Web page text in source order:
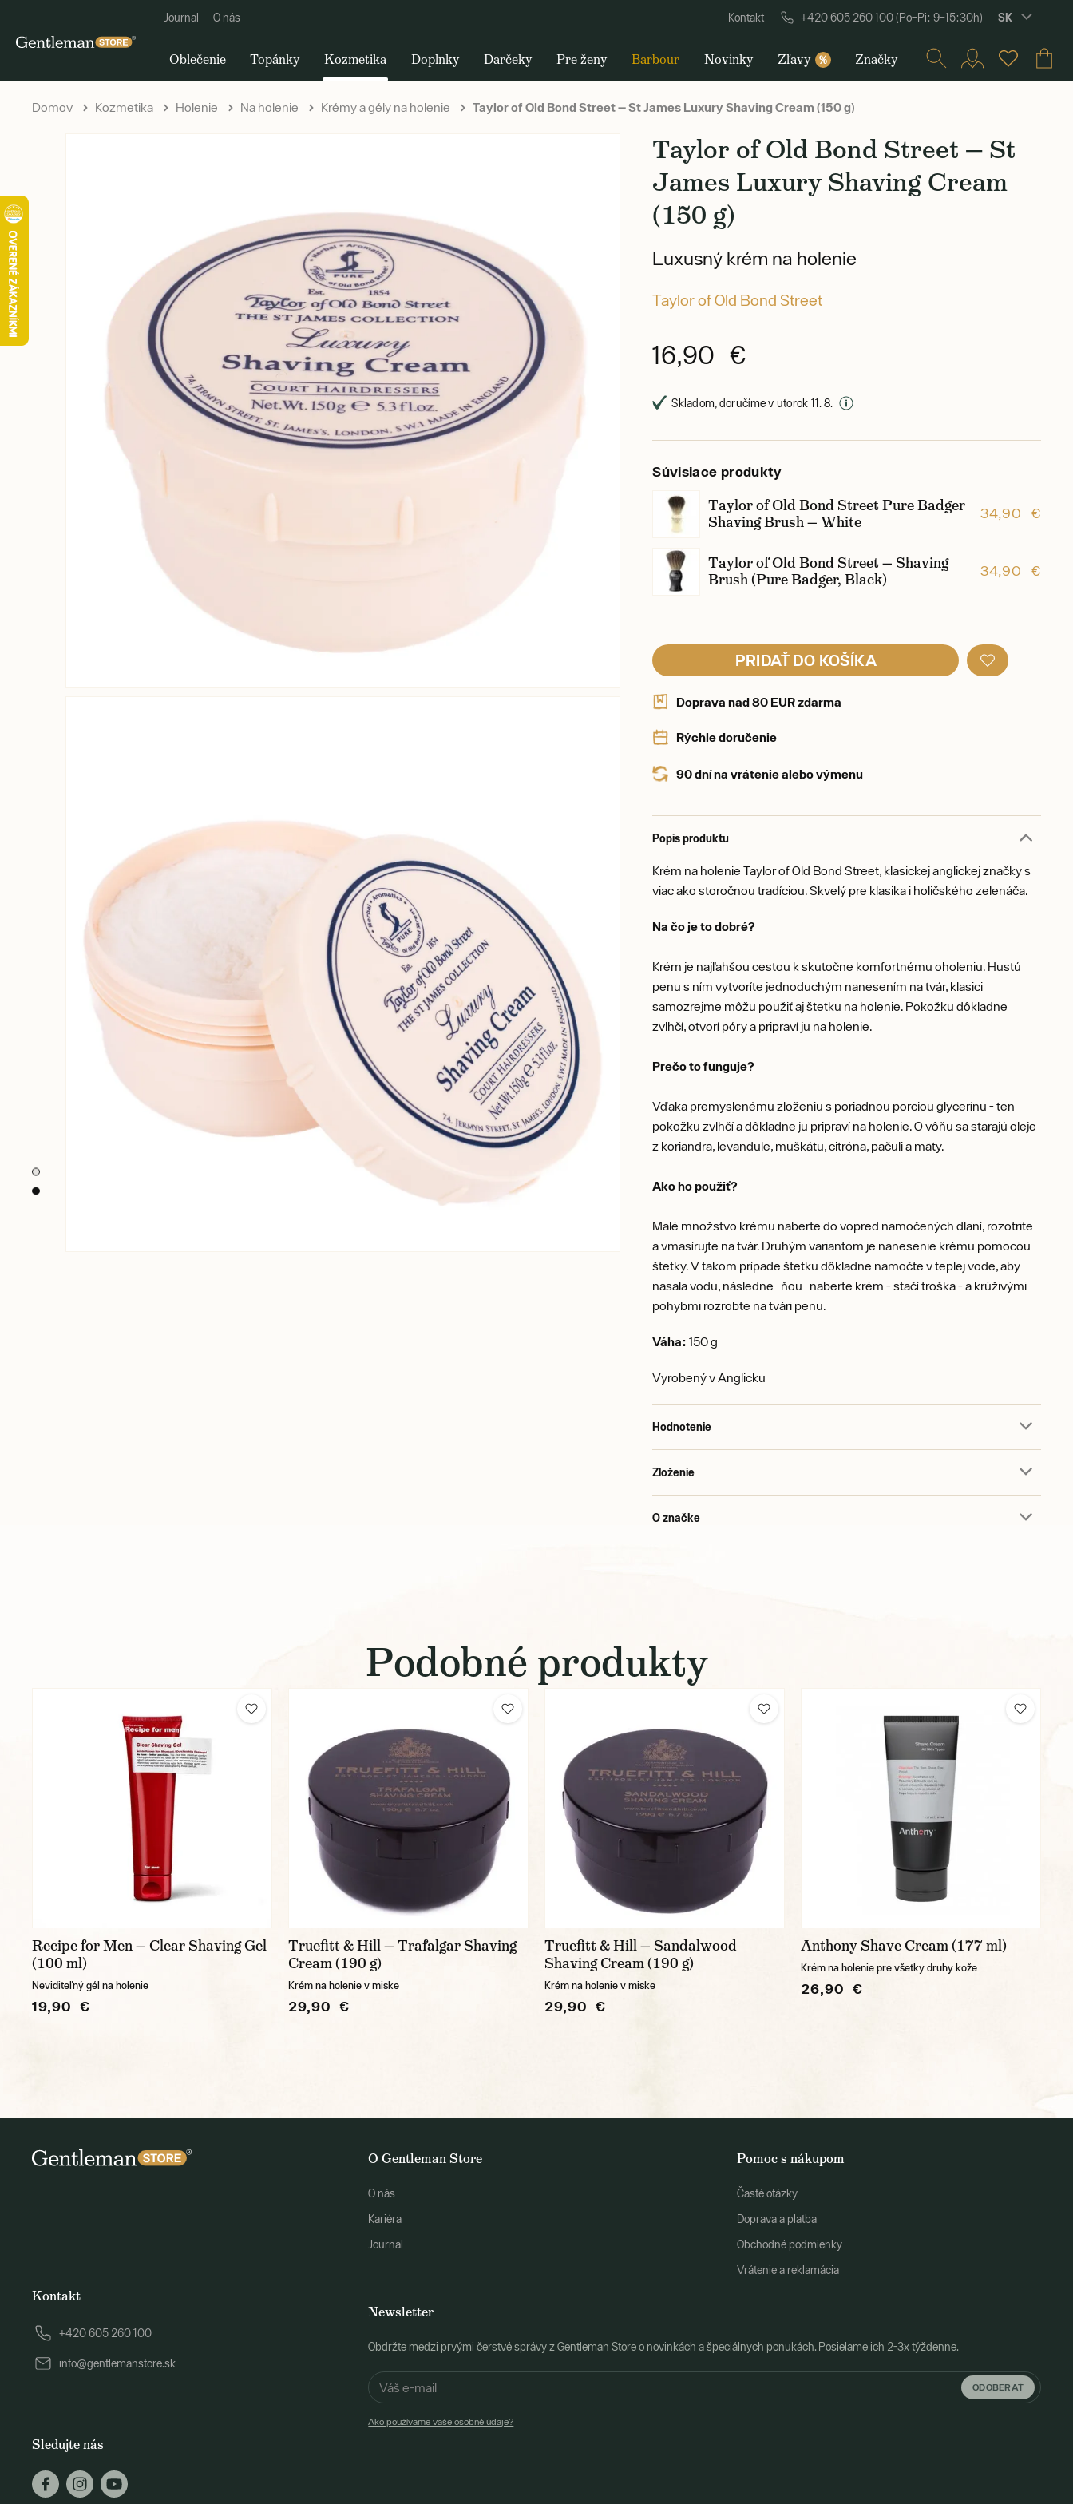
Journal O nás Kontakt +420 605 260 100 (Po–Pi: 9–15:30h) SK
Oblečenie Topánky Kozmetika Doplnky Darčeky Pre ženy Barbour Novinky Zľavy % Značky
Domov Kozmetika Holenie Na holenie Krémy a gély na holenie Taylor of Old Bond Street — St James Luxury Shaving Cream (150 g)
Taylor of Old Bond Street — St
James Luxury Shaving Cream
(150 g)
Luxusný krém na holenie
Taylor of Old Bond Street
16,90 €
Skladom, doručíme v utorok 11. 8.
Súvisiace produkty
Taylor of Old Bond Street Pure Badger
Shaving Brush — White
34,90 €
Taylor of Old Bond Street — Shaving
Brush (Pure Badger, Black)
34,90 €
PRIDAŤ DO KOŠÍKA
Doprava nad 80 EUR zdarma
Rýchle doručenie
90 dní na vrátenie alebo výmenu
Popis produktu
Krém na holenie Taylor of Old Bond Street, klasickej anglickej značky s
viac ako storočnou tradíciou. Skvelý pre klasika i holičského zelenáča.
Na čo je to dobré?
Krém je najľahšou cestou k skutočne komfortnému oholeniu. Hustú
penu s ním vytvoríte jednoduchým nanesením na tvár, klasici
samozrejme môžu použiť aj štetku na holenie. Pokožku dôkladne
zvlhčí, otvorí póry a pripraví ju na holenie.
Prečo to funguje?
Vďaka premyslenému zloženiu s poriadnou porciou glycerínu - ten
pokožku zvlhčí a dôkladne ju pripraví na holenie. O vôňu sa starajú oleje
z koriandra, levandule, muškátu, citróna, pačuli a mäty.
Ako ho použiť?
Malé množstvo krému naberte do vopred namočených dlaní, rozotrite
a vmasírujte na tvár. Druhým variantom je nanesenie krému pomocou
štetky. V takom prípade štetku dôkladne namočte v teplej vode, aby
nasala vodu, následne ňou naberte krém - stačí troška - a krúživými
pohybmi rozrobte na tvári penu.
Váha: 150 g
Vyrobený v Anglicku
Hodnotenie
Zloženie
O značke
Podobné produkty
Recipe for Men — Clear Shaving Gel
(100 ml)
Neviditeľný gél na holenie
19,90 €
Truefitt & Hill — Trafalgar Shaving
Cream (190 g)
Krém na holenie v miske
29,90 €
Truefitt & Hill — Sandalwood
Shaving Cream (190 g)
Krém na holenie v miske
29,90 €
Anthony Shave Cream (177 ml)
Krém na holenie pre všetky druhy kože
26,90 €
O Gentleman Store
O nás
Kariéra
Journal
Pomoc s nákupom
Časté otázky
Doprava a platba
Obchodné podmienky
Vrátenie a reklamácia
Newsletter
Obdržte medzi prvými čerstvé správy z Gentleman Store o novinkách a špeciálnych ponukách. Posielame ich 2-3x týždenne.
ODOBERAŤ
Ako používame vaše osobné údaje?
Kontakt
+420 605 260 100
info@gentlemanstore.sk
Sledujte nás